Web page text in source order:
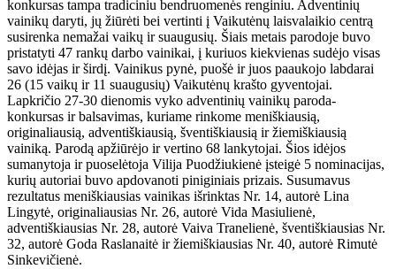
konkursas tampa tradiciniu bendruomenės renginiu. Adventinių
vainikų daryti, jų žiūrėti bei vertinti į Vaikutėnų laisvalaikio centrą
susirenka nemažai vaikų ir suaugusių. Šiais metais parodoje buvo
pristatyti 47 rankų darbo vainikai, į kuriuos kiekvienas sudėjo visas
savo idėjas ir širdį. Vainikus pynė, puošė ir juos paaukojo labdarai
26 (15 vaikų ir 11 suaugusių) Vaikutėnų krašto gyventojai.
Lapkričio 27-30 dienomis vyko adventinių vainikų paroda-
konkursas ir balsavimas, kuriame rinkome meniškiausią,
originaliausią, adventiškiausią, šventiškiausią ir žiemiškiausią
vainiką. Parodą apžiūrėjo ir vertino 68 lankytojai. Šios idėjos
sumanytoja ir puoselėtoja Vilija Puodžiukienė įsteigė 5 nominacijas,
kurių autoriai buvo apdovanoti piniginiais prizais. Susumavus
rezultatus meniškiausias vainikas išrinktas Nr. 14, autorė Lina
Lingytė, originaliausias Nr. 26, autorė Vida Masiulienė,
adventiškiausias Nr. 28, autorė Vaiva Tranelienė, šventiškiausias Nr.
32, autorė Goda Raslanaitė ir žiemiškiausias Nr. 40, autorė Rimutė
Sinkevičienė.